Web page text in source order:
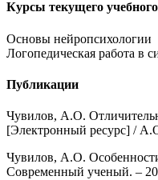
Курсы текущего учебного
Основы нейропсихологии
Логопедическая работа в
Публикации
Чувилов, А.О.
[Электронный ресурс] /
Чувилов, А.О.
Современный ученый. –